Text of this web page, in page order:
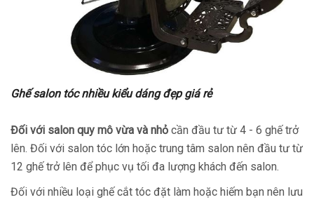
Ghế salon tóc nhiều kiểu dáng đẹp giá rẻ
Đối với salon quy mô vừa và nhỏ cần đầu tư từ 4 - 6 ghế trở
lên. Đối với salon tóc lớn hoặc trung tâm salon nên đầu tư từ
12 ghế trở lên để phục vụ tối đa lượng khách đến salon.
Đối với nhiều loại ghế cắt tóc đặt làm hoặc hiếm bạn nên lưu